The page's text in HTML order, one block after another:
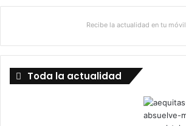
Recibe la actualidad en tu móvil
Toda la actualidad